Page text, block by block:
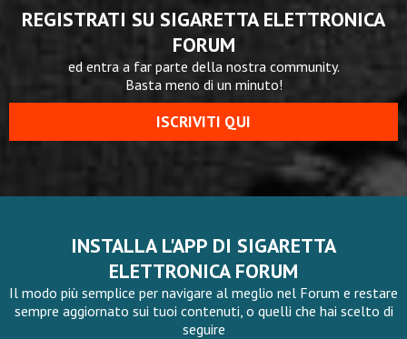
REGISTRATI SU SIGARETTA ELETTRONICA
FORUM
ed entra a far parte della nostra community.
Basta meno di un minuto!
ISCRIVITI QUI
INSTALLA L'APP DI SIGARETTA
ELETTRONICA FORUM
Il modo più semplice per navigare al meglio nel Forum e restare
sempre aggiornato sui tuoi contenuti, o quelli che hai scelto di
seguire